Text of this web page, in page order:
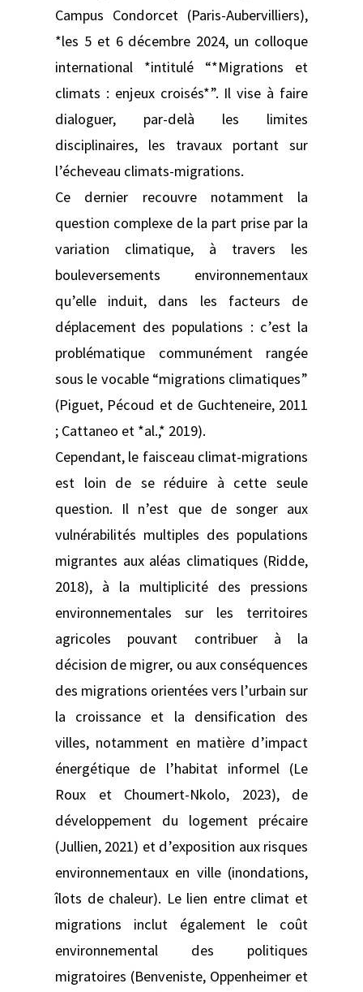
Campus Condorcet (Paris-Aubervilliers),
*les 5 et 6 décembre 2024, un colloque
international *intitulé “*Migrations et
climats : enjeux croisés*”. Il vise à faire
dialoguer, par-delà les limites
disciplinaires, les travaux portant sur
l’écheveau climats-migrations.
Ce dernier recouvre notamment la
question complexe de la part prise par la
variation climatique, à travers les
bouleversements environnementaux
qu’elle induit, dans les facteurs de
déplacement des populations : c’est la
problématique communément rangée
sous le vocable “migrations climatiques”
(Piguet, Pécoud et de Guchteneire, 2011
; Cattaneo et *al.,* 2019).
Cependant, le faisceau climat-migrations
est loin de se réduire à cette seule
question. Il n’est que de songer aux
vulnérabilités multiples des populations
migrantes aux aléas climatiques (Ridde,
2018), à la multiplicité des pressions
environnementales sur les territoires
agricoles pouvant contribuer à la
décision de migrer, ou aux conséquences
des migrations orientées vers l’urbain sur
la croissance et la densification des
villes, notamment en matière d’impact
énergétique de l’habitat informel (Le
Roux et Choumert-Nkolo, 2023), de
développement du logement précaire
(Jullien, 2021) et d’exposition aux risques
environnementaux en ville (inondations,
îlots de chaleur). Le lien entre climat et
migrations inclut également le coût
environnemental des politiques
migratoires (Benveniste, Oppenheimer et